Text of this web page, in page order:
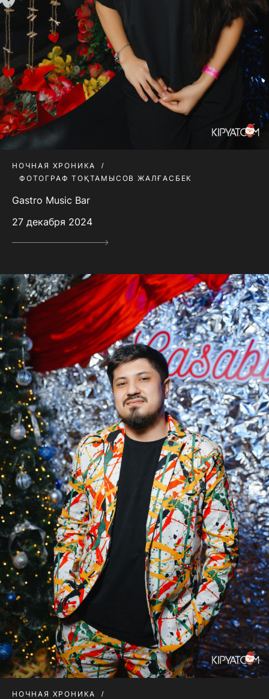
НОЧНАЯ ХРОНИКА
ФОТОГРАФ ТОҚТАМЫСОВ ЖАЛҒАСБЕК
Gastro Music Bar
27 декабря 2024
НОЧНАЯ ХРОНИКА